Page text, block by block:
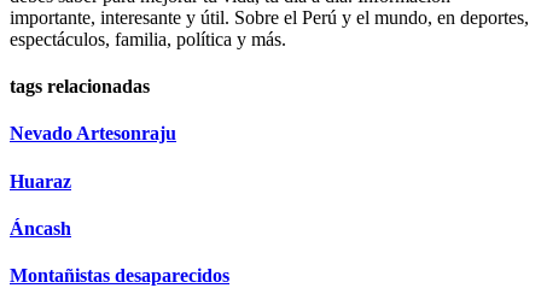
importante, interesante y útil. Sobre el Perú y el mundo, en deportes,
espectáculos, familia, política y más.
tags relacionadas
Nevado Artesonraju
Huaraz
Áncash
Montañistas desaparecidos